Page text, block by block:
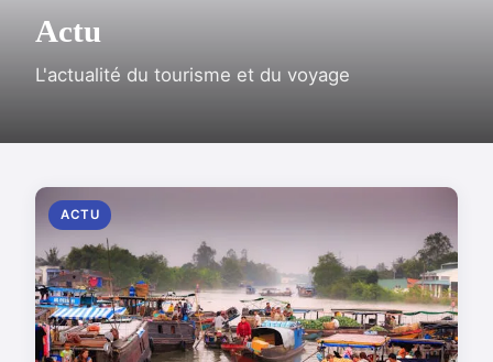
Actu
L'actualité du tourisme et du voyage
ACTU